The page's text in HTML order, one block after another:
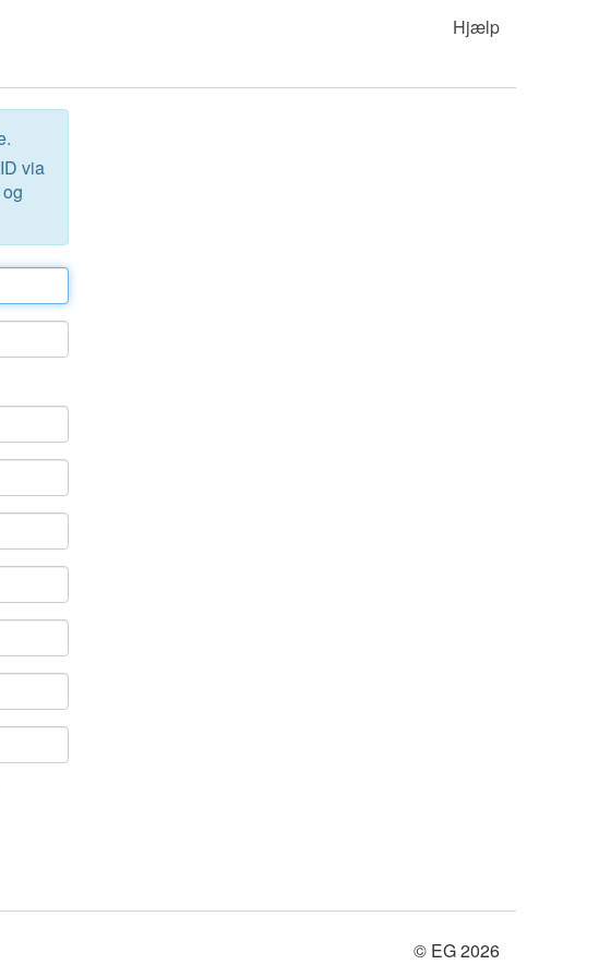
Hjælp
via
© EG 2026